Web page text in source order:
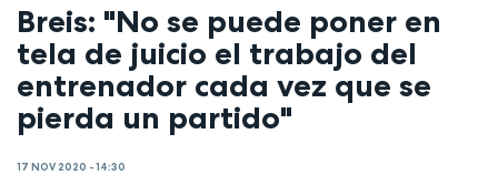
Breis: "No se puede poner en
tela de juicio el trabajo del
entrenador cada vez que se
pierda un partido"
17 NOV 2020 - 14:30